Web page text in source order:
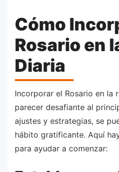
Cómo
Rosario en
Diaria
Incorporar el Rosario en la
parecer desafiante al
ajustes y estrategias, se
hábito gratificante. Aquí
para ayudar a comenzar: